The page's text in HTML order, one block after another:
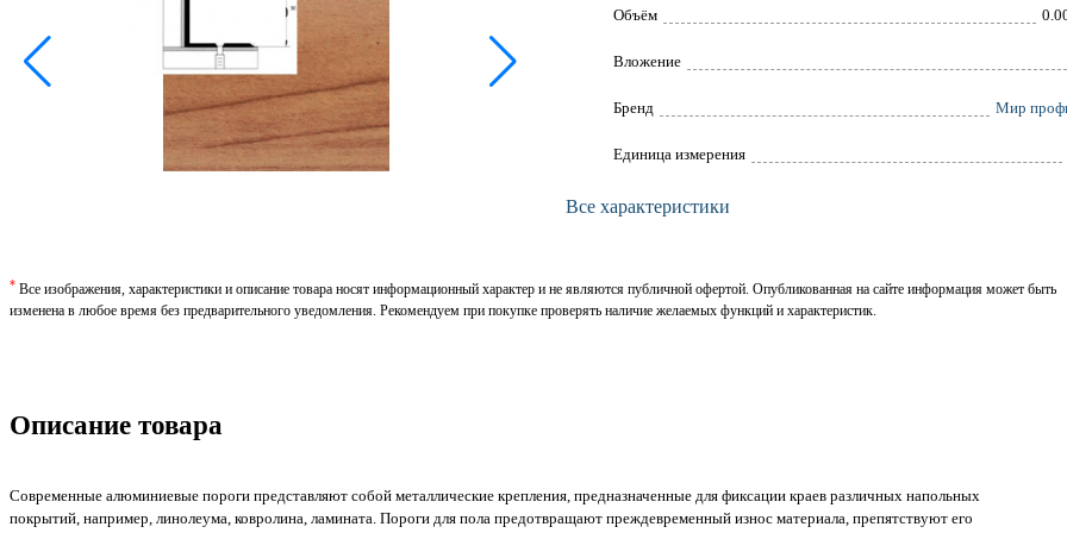
Объём
Вложение
Брeнд Мир
Единица измерения
Все характеристики
* Все изображения, характеристики и описание товара носят информационный характер и не являются публичной офертой. Опубликованная на сайте информация может быть
изменена в любое время без предварительного уведомления. Рекомендуем при покупке проверять наличие желаемых функций и характеристик.
Описание товара
Современные алюминиевые пороги представляют собой металлические крепления, предназначенные для фиксации краев различных напольных
покрытий, например, линолеума, ковролина, ламината. Пороги для пола предотвращают преждевременный износ материала, препятствуют его